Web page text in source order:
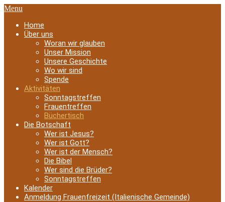
Menu
Home
Über uns
Woran wir glauben
Unser Mission
Unsere Geschichte
Wo wir sind
Spende
Aktivitäten
Sonntagstreffen
Frauentreffen
Büchertisch
Die Botschaft
Wer ist Jesus?
Wer ist Gott?
Wer ist der Mensch?
Die Bibel
Wer sind die Brüder?
Sonntagstreffen
Kalender
Anmeldung Frauenfreizeit (Italienische Gemeinde)